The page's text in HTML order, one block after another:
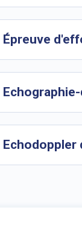
Épreuve
Echodoppler